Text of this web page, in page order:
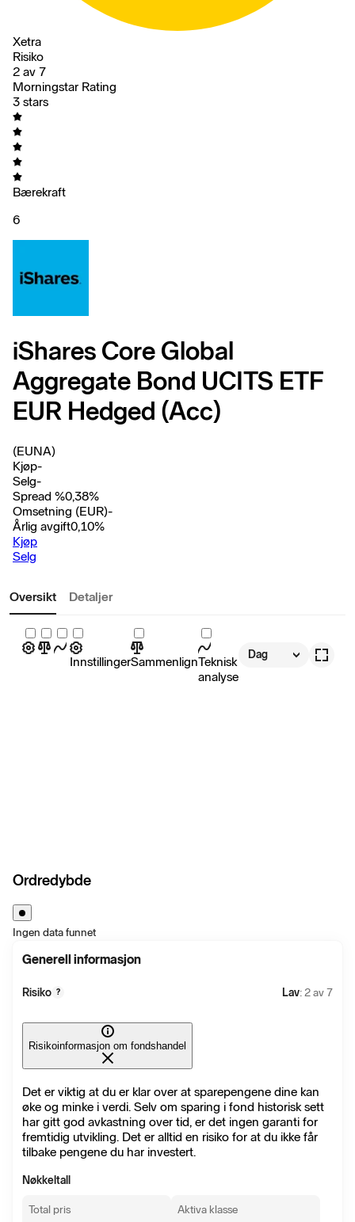
Xetra
Risiko
2 av 7
Morningstar Rating
3 stars
Bærekraft
6
iShares Core Global
Aggregate Bond UCITS ETF
EUR Hedged (Acc)
(EUNA)
Kjøp-
Selg-
Spread %0,38%
Omsetning (EUR)-
Årlig avgift0,10%
Kjøp
Selg
Oversikt Detaljer
InnstillingerSammenlignTeknisk
analyse
Dag
Ordredybde
Ingen data funnet
Generell informasjon
Risiko ? Lav: 2 av 7
Risikoinformasjon om fondshandel
Det er viktig at du er klar over at sparepengene dine kan
øke og minke i verdi. Selv om sparing i fond historisk sett
har gitt god avkastning over tid, er det ingen garanti for
fremtidig utvikling. Det er alltid en risiko for at du ikke får
tilbake pengene du har investert.
Nøkkeltall
Total pris Aktiva klasse